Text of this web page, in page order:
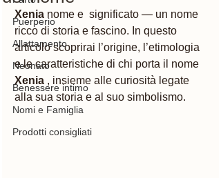
Puerperio
Allattamento
Neonato
Benessere intimo
Nomi e Famiglia
Prodotti consigliati
Xenia nome e  significato — un nome
ricco di storia e fascino. In questo
articolo scoprirai l’origine, l’etimologia
e le caratteristiche di chi porta il nome
Xenia , insieme alle curiosità legate
alla sua storia e al suo simbolismo.